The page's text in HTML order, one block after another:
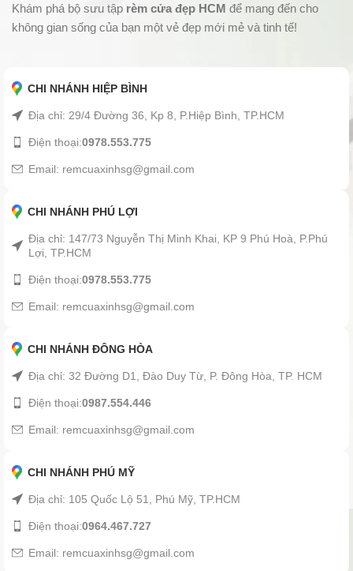
Khám phá bộ sưu tập rèm cửa đẹp HCM để mang đến cho
không gian sống của bạn một vẻ đẹp mới mẻ và tinh tế!
CHI NHÁNH HIỆP BÌNH
Địa chỉ: 29/4 Đường 36, Kp 8, P.Hiệp Bình, TP.HCM
Điện thoại:0978.553.775
Email: remcuaxinhsg@gmail.com
CHI NHÁNH PHÚ LỢI
Địa chỉ: 147/73 Nguyễn Thị Minh Khai, KP 9 Phú Hoà, P.Phú
Lợi, TP.HCM
Điện thoại:0978.553.775
Email: remcuaxinhsg@gmail.com
CHI NHÁNH ĐÔNG HÒA
Địa chỉ: 32 Đường D1, Đào Duy Từ, P. Đông Hòa, TP. HCM
Điện thoại:0987.554.446
Email: remcuaxinhsg@gmail.com
CHI NHÁNH PHÚ MỸ
Địa chỉ: 105 Quốc Lộ 51, Phú Mỹ, TP.HCM
Điện thoại:0964.467.727
Email: remcuaxinhsg@gmail.com